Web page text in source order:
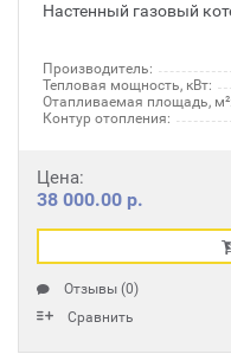
Настенный газовый
Производитель:
Тепловая мощность, кВт:
Отапливаемая площадь, м²:
Контур отопления:
Цена:
38 000.00 р.
Отзывы (0)
Сравнить